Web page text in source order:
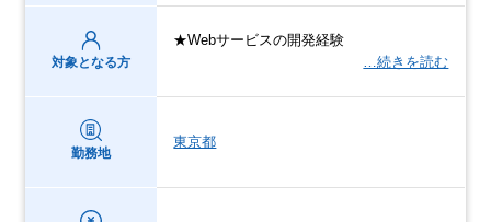
対象となる方
★Webサービスの開発経験
…続きを読む
勤務地
東京都